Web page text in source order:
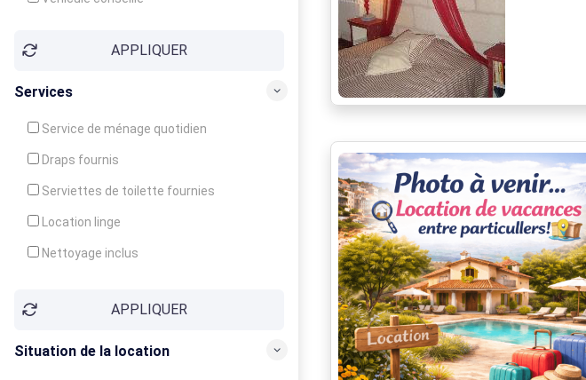
APPLIQUER
Services
Service de ménage quotidien
Draps fournis
Serviettes de toilette fournies
Location linge
Nettoyage inclus
Garde d'enfants
Crèche
APPLIQUER
Situation de la location